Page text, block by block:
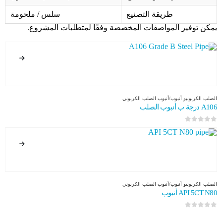
طريقة التصنيع
سلس / ملحومة
يمكن توفير المواصفات المخصصة وفقًا لمتطلبات المشروع.
الصلب الكربونيو أنبوب/أنبوب الصلب الكربوني
A106 درجة ب أنبوب الصلب
الصلب الكربونيو أنبوب/أنبوب الصلب الكربوني
API 5CT N80 أنبوب